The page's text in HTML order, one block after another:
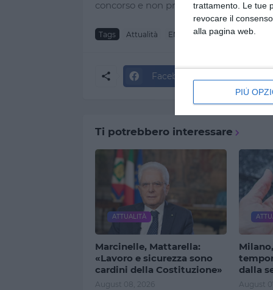
trattamento. Le tue
revocare il
alla pagina web.
PIÙ
concorso e non prima".
Tags Attualità EMILIA ROMAGNA giustizia
Facebook
Ti potrebbero interessare
ATTUALITÀ
Marcinelle, Mattarella:
«Lavoro e sicurezza sono
cardini della Costituzione»
August 08, 2026
dalla
August